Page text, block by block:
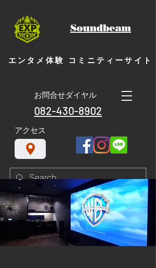
お問合せダイヤル
Soundbeam
082-430-8902
エンタメ体験 コミニティーサイト
​アクセス